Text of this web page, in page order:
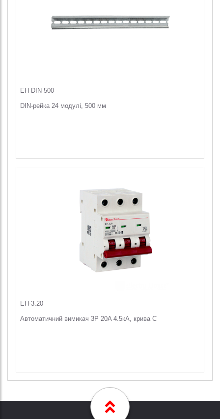
EH-DIN-500
DIN-рейка 24 модулі, 500 мм
EH-3.20
Автоматичний вимикач 3Р 20A 4.5кА, крива C